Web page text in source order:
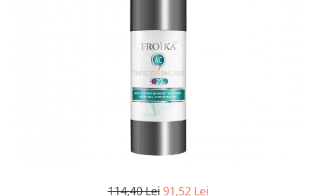
114,40 Lei 91,52 Lei